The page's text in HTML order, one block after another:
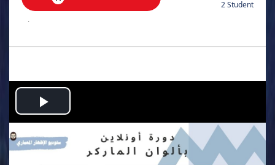
2 Student
.
Play
Video